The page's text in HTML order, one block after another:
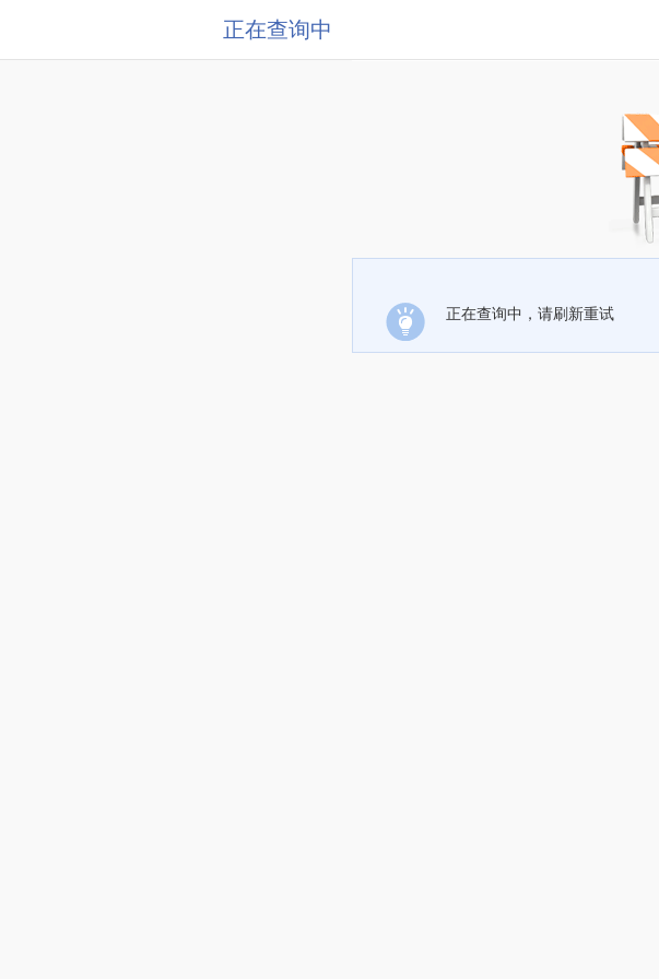
正在查询中
正在查询中，请刷新重试